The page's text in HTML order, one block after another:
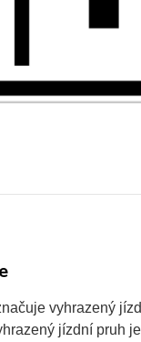
vyhrazený
jízdní pruh